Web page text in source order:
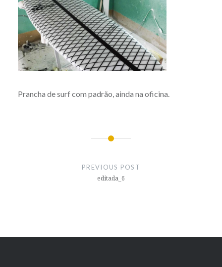
Prancha de surf com padrão, ainda na oficina.
PREVIOUS POST
editada_6